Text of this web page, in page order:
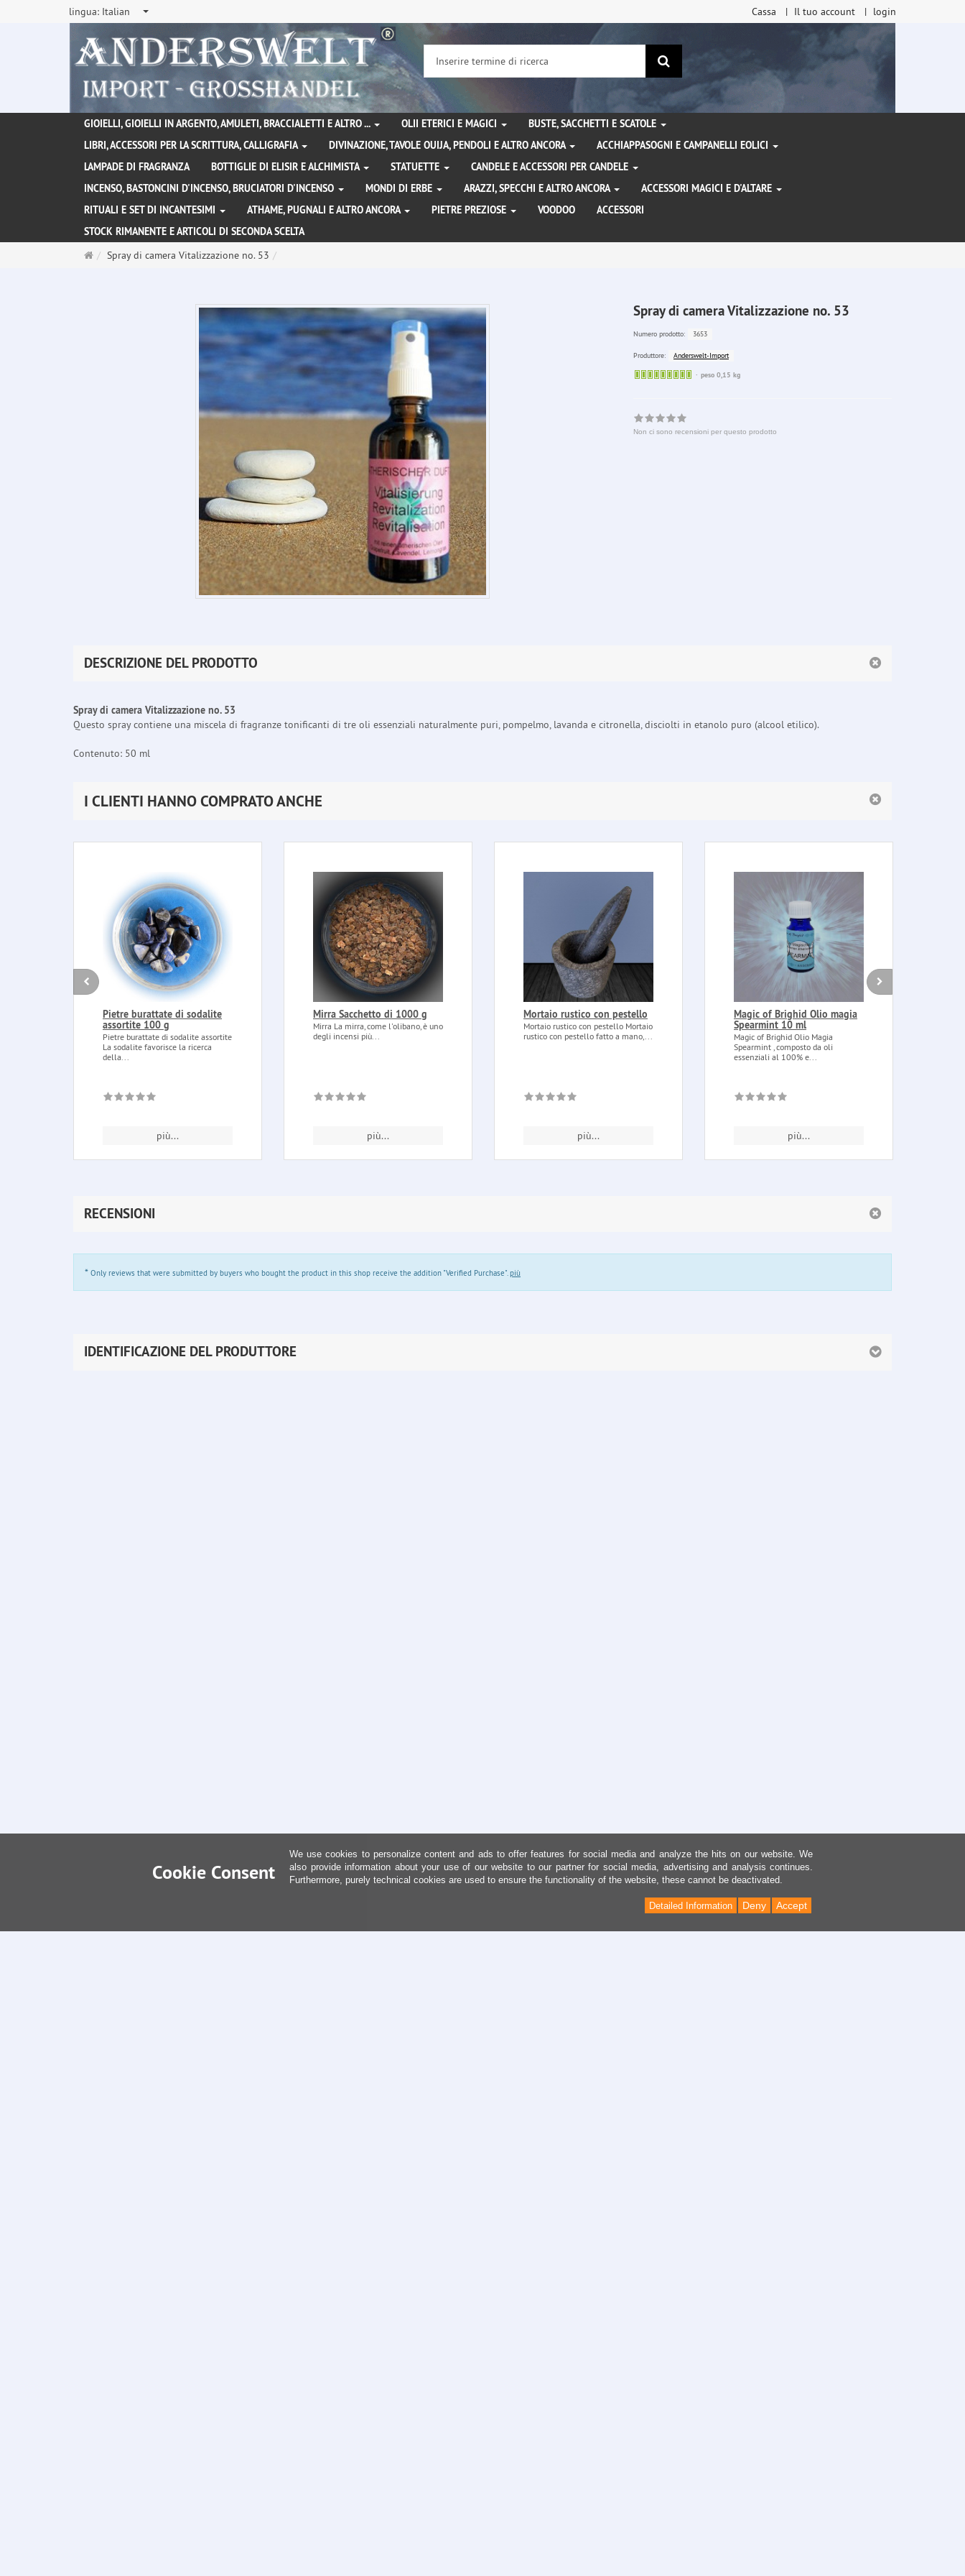
lingua: Italian Cassa Il tuo account login
ricerca
GIOIELLI, GIOIELLI IN ARGENTO, AMULETI, BRACCIALETTI E ALTRO ... OLII ETERICI E MAGICI
BUSTE, SACCHETTI E SCATOLE
LIBRI, ACCESSORI PER LA SCRITTURA, CALLIGRAFIA
DIVINAZIONE, TAVOLE OUIJA, PENDOLI E ALTRO ANCORA
ACCHIAPPASOGNI E CAMPANELLI EOLICI
LAMPADE DI FRAGRANZA
BOTTIGLIE DI ELISIR E ALCHIMISTA STATUETTE
CANDELE E ACCESSORI PER CANDELE
INCENSO, BASTONCINI D'INCENSO, BRUCIATORI D'INCENSO
MONDI DI ERBE ARAZZI, SPECCHI E ALTRO ANCORA
ACCESSORI MAGICI E D'ALTARE
RITUALI E SET DI INCANTESIMI
ATHAME, PUGNALI E ALTRO ANCORA PIETRE PREZIOSE VOODOO
ACCESSORI
STOCK RIMANENTE E ARTICOLI DI SECONDA SCELTA
PaginaSpray di camera Vitalizzazione no. 53
Spray di camera Vitalizzazione no. 53
Numero prodotto: 3653
Produttore:
Anderswelt-Import
Sofort
peso 0,15 kg
Non ci sono recensioni per questo prodotto
DESCRIZIONE DEL PRODOTTO
Spray di camera Vitalizzazione no. 53
Questo spray contiene una miscela di fragranze tonificanti di tre oli essenziali naturalmente puri, pompelmo, lavanda e citronella, disciolti in etanolo puro (alcool etilico).
Contenuto: 50 ml
I CLIENTI HANNO COMPRATO ANCHE
Pietre burattate di sodalite
assortite 100 g
Pietre burattate di sodalite assortite
La sodalite favorisce la ricerca
della...
più...
Mirra Sacchetto di 1000 g
Mirra La mirra, come l'olibano, è uno
degli incensi più...
più...
Mortaio rustico con pestello
Mortaio rustico con pestello Mortaio
rustico con pestello fatto a mano,...
più...
Magic of Brighid Olio magia
Spearmint 10 ml
Magic of Brighid Olio Magia
Spearmint , composto da oli
essenziali al 100% e...
più...
RECENSIONI
* Only reviews that were submitted by buyers who bought the product in this shop receive the addition "Verified Purchase".più
IDENTIFICAZIONE DEL PRODUTTORE
Cookie Consent
We use cookies to personalize content and ads to offer features for social media and analyze the hits on our website. We
also provide information about your use of our website to our partner for social media, advertising and analysis continues.
Furthermore, purely technical cookies are used to ensure the functionality of the website, these cannot be deactivated.
Accept
Deny
Detailed Information